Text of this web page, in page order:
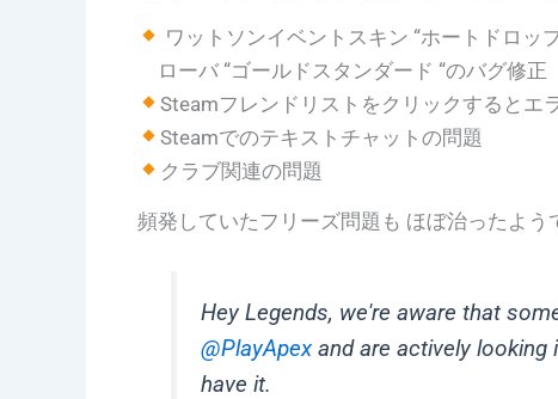
ワットソンイベントスキン “ホートドロッ
ローバ “ゴールドスタンダード “のバグ修正
Steamフレンドリストをクリックするとエ
Steamでのテキストチャットの問題
クラブ関連の問題
頻発していたフリーズ問題も ほぼ治ったよう
Hey Legends, we're aware that
@PlayApexand are actively looking
have it.